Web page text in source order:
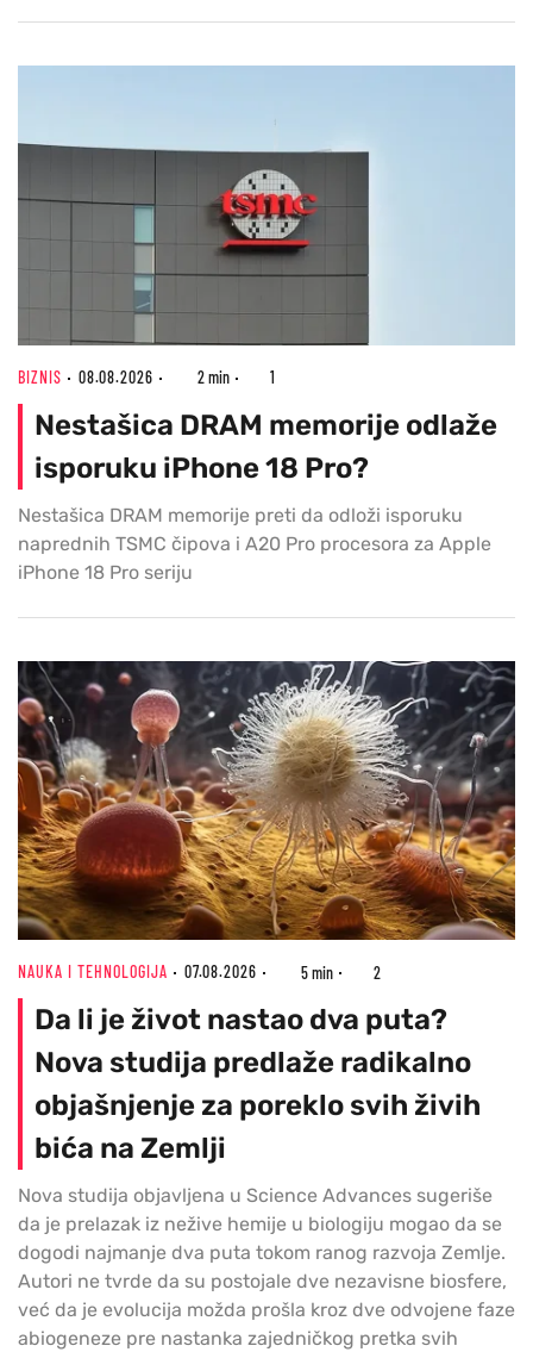
BIZNIS 08.08.2026 2 min 1
Nestašica DRAM memorije odlaže
isporuku iPhone 18 Pro?
Nestašica DRAM memorije preti da odloži isporuku
naprednih TSMC čipova i A20 Pro procesora za Apple
iPhone 18 Pro seriju
NAUKA I TEHNOLOGIJA 07.08.2026 5 min 2
Da li je život nastao dva puta?
Nova studija predlaže radikalno
objašnjenje za poreklo svih živih
bića na Zemlji
Nova studija objavljena u Science Advances sugeriše
da je prelazak iz nežive hemije u biologiju mogao da se
dogodi najmanje dva puta tokom ranog razvoja Zemlje.
Autori ne tvrde da su postojale dve nezavisne biosfere,
već da je evolucija možda prošla kroz dve odvojene faze
abiogeneze pre nastanka zajedničkog pretka svih